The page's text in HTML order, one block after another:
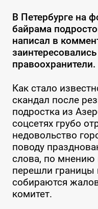
В Петербурге на
байрама
написал в
правоохранители.
Как стало
скандал после
подростка из
соцсетях грубо
недовольство
поводу
слова, по мнению
перешли границы
собираются
комитет.